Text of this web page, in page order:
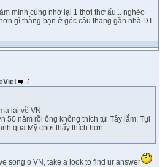
mình củng nhớ lại 1 thời thơ ấu... nghèo
gì thằng bạn ở góc cầu thang gần nhà DT
lại về VN
50 năm rồi ông không thích tụi Tây lắm. Tụi
qua Mỹ chơi thấy thích hơn.
song o VN, take a look to find ur answer